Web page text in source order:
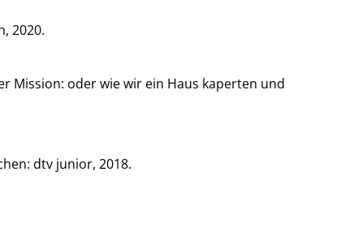
2020.
Mission: oder wie wir ein Haus kaperten und
dtv junior, 2018.